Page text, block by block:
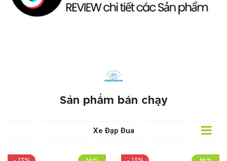
Sản phẩm bán chạy
Xe Đạp Đua